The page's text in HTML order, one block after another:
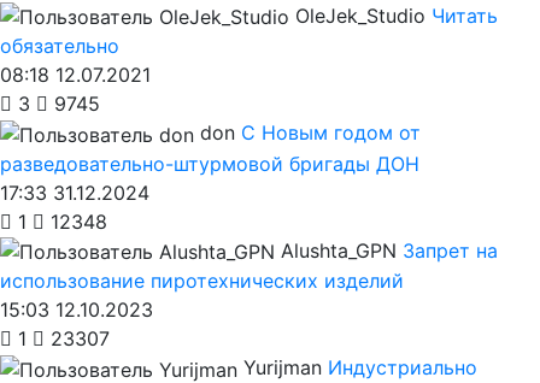
OleJek_Studio Читать
обязательно
08:18 12.07.2021
3
9745
don С Новым годом от
разведовательно-штурмовой бригады ДОН
17:33 31.12.2024
1
12348
Alushta_GPN Запрет на
использование пиротехнических изделий
15:03 12.10.2023
1
23307
Yurijman Индустриально